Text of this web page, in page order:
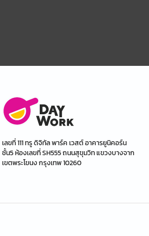
เลขที่ 111 ทรู ดิจิทัล พาร์ค เวสต์ อาคารยูนิคอร์น
ชั้น5 ห้องเลขที่ SH555 ถนนสุขุมวิท แขวงบางจาก
เขตพระโขนง กรุงเทพ 10260